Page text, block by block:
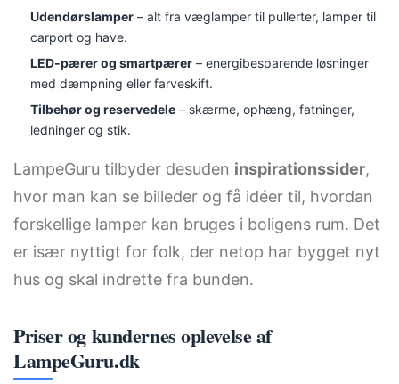
Udendørslamper– alt fra væglamper til pullerter, lamper til
carport og have.
LED-pærer og smartpærer– energibesparende løsninger
med dæmpning eller farveskift.
Tilbehør og reservedele– skærme, ophæng, fatninger,
ledninger og stik.
LampeGuru tilbyder desuden inspirationssider,
hvor man kan se billeder og få idéer til, hvordan
forskellige lamper kan bruges i boligens rum. Det
er især nyttigt for folk, der netop har bygget nyt
hus og skal indrette fra bunden.
Priser og kundernes oplevelse af
LampeGuru.dk